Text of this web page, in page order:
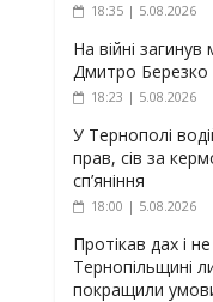
18:35 | 5.08.2026
На війні
Дмитро Березко
18:23 | 5.08.2026
У Тернополі
прав, сів за
сп’яніння
18:00 | 5.08.2026
Протікав дах і
Тернопільщині
покращили